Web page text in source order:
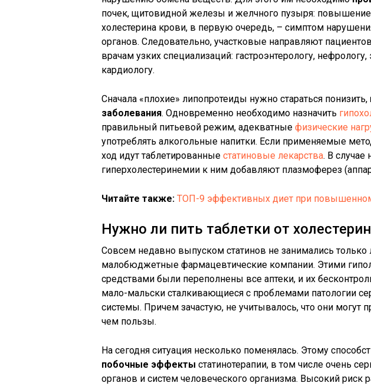
почек, щитовидной железы и желчного пузыря:
холестерина крови, в первую очередь, – симптом
органов. Следовательно, участковые направляют
врачам узких специализаций: гастроэнтерологу,
кардиологу.
Сначала «плохие» липопротеиды нужно стараться понизить,
заболевания. Одновременно необходимо назначить
правильный питьевой режим, адекватные физические
употреблять алкогольные напитки. Если применяемые
ход идут таблетированные статиновые лекарства. В случае
гиперхолестеринемии к ним добавляют плазмоферез
Читайте также: ТОП-9 эффективных диет при
Нужно ли пить таблетки от
Совсем недавно выпуском статинов не занимались
малобюджетные фармацевтические компании. Этими
средствами были переполнены все аптеки, и их
мало-мальски сталкивающиеся с проблемами патологии
системы. Причем зачастую, не учитывалось, что они могут
чем пользы.
На сегодня ситуация несколько поменялась. Этому
побочные эффекты статинотерапии, в том числе очень
органов и систем человеческого организма. Высокий риск